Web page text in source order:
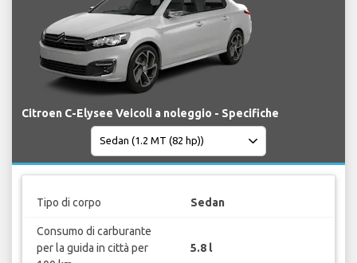
Citroen C-Elysee Veicoli a noleggio - Specifiche
Tipo di corpo Sedan
Consumo di carburante
per la guida in città per
5.8 l